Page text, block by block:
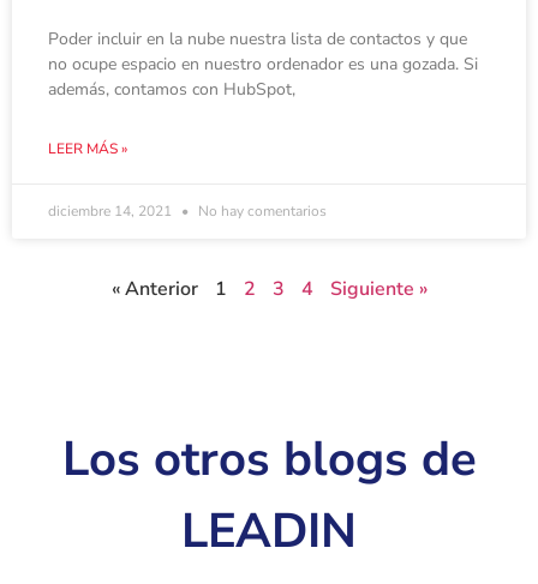
Poder incluir en la nube nuestra lista de contactos y que
no ocupe espacio en nuestro ordenador es una gozada. Si
además, contamos con HubSpot,
LEER MÁS »
diciembre 14, 2021 No hay comentarios
« Anterior 1 2 3 4 Siguiente »
Los otros blogs de
LEADIN